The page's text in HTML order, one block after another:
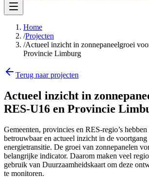
Home
/Projecten
/Actueel inzicht in zonnepaneelgroei
Provincie Limburg
Terug naar projecten
Actueel inzicht in
RES-U16 en Provincie
Gemeenten, provincies en RES-regio’s hebben
betrouwbaar en actueel inzicht in de voortgang
energietransitie. De groei van zonnepanelen
belangrijke indicator. Daarom maken veel
gebruik van Duurzaamheidskaart om deze
te monitoren.